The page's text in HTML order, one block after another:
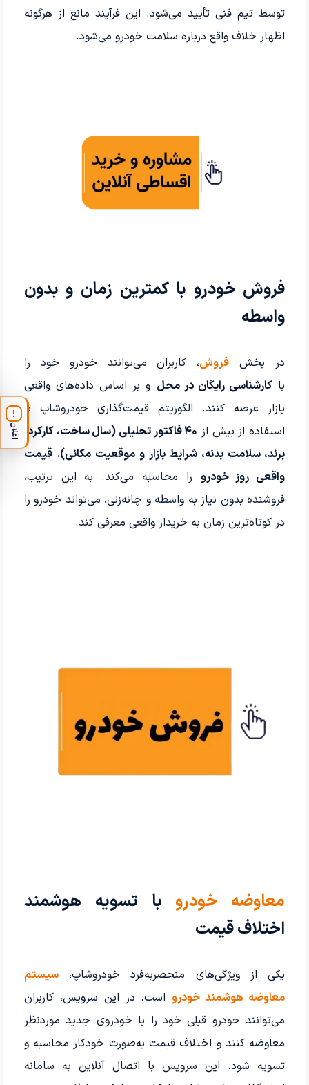
توسط تیم فنی تأیید می‌شود. این فرآیند مانع از هرگونه
اظهار خلاف واقع درباره سلامت خودرو می‌شود.
فروش خودرو با کمترین زمان و بدون
واسطه
در بخش فروش، کاربران می‌توانند خودرو خود را
با کارشناسی رایگان در محل و بر اساس داده‌های واقعی
بازار عرضه کنند. الگوریتم قیمت‌گذاری خودروشاپ با
استفاده از بیش از
۴۰ فاکتور تحلیلی (سال ساخت، کارکرد،
برند، سلامت بدنه، شرایط بازار و موقعیت مکانی)،قیمت
واقعی روز خودرو را محاسبه می‌کند. به این ترتیب،
فروشنده بدون نیاز به واسطه و چانه‌زنی، می‌تواند خودرو را
در کوتاه‌ترین زمان به خریدار واقعی معرفی کند.
معاوضه خودروبا تسویه هوشمند
اختلاف قیمت
یکی از ویژگی‌های منحصربه‌فرد خودروشاپ،سیستم
معاوضه هوشمند خودرو است. در این سرویس، کاربران
می‌توانند خودرو قبلی خود را با خودروی جدید موردنظر
معاوضه کنند و اختلاف قیمت به‌صورت خودکار محاسبه و
تسویه شود. این سرویس با اتصال آنلاین به سامانه
!
اعلان